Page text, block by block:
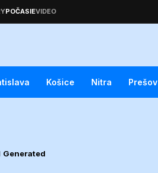
Košice Nitra Prešov
Generated